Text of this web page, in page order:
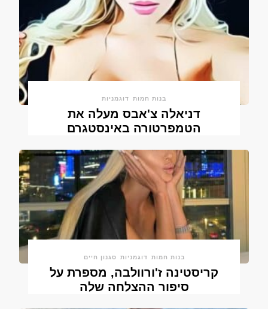
בנות חמות דוגמניות
דניאלה צ'אבס מעלה את
הטמפרטורה באינסטגרם
בנות חמות דוגמניות סגנון חיים
קריסטינה ז'ורוולבה, מספרת על
סיפור ההצלחה שלה